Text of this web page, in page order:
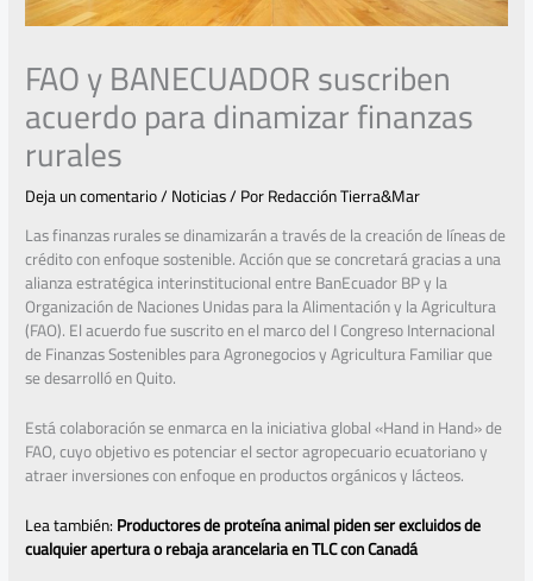
FAO y BANECUADOR suscriben
acuerdo para dinamizar finanzas
rurales
Deja un comentario/Noticias/ PorRedacción Tierra&Mar
Las finanzas rurales se dinamizarán a través de la creación de líneas de
crédito con enfoque sostenible. Acción que se concretará gracias a una
alianza estratégica interinstitucional entre BanEcuador BP y la
Organización de Naciones Unidas para la Alimentación y la Agricultura
(FAO). El acuerdo fue suscrito en el marco del I Congreso Internacional
de Finanzas Sostenibles para Agronegocios y Agricultura Familiar que
se desarrolló en Quito.
Está colaboración se enmarca en la iniciativa global «Hand in Hand» de
FAO, cuyo objetivo es potenciar el sector agropecuario ecuatoriano y
atraer inversiones con enfoque en productos orgánicos y lácteos.
Lea también:Productores de proteína animal piden ser excluidos de
cualquier apertura o rebaja arancelaria en TLC con Canadá